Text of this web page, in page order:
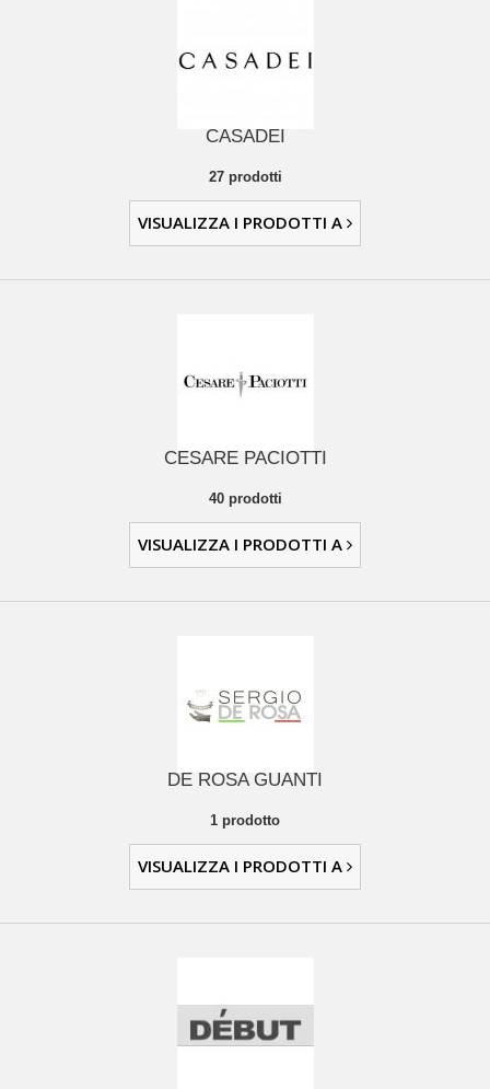
CASADEI
27 prodotti
VISUALIZZA I PRODOTTI A
CESARE PACIOTTI
40 prodotti
VISUALIZZA I PRODOTTI A
DE ROSA GUANTI
1 prodotto
VISUALIZZA I PRODOTTI A